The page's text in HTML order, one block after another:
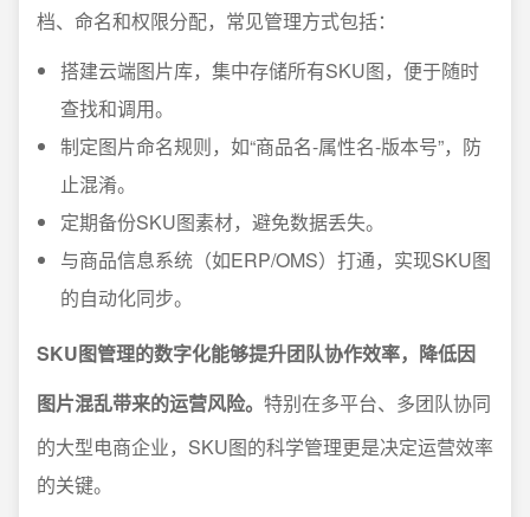
档、命名和权限分配，常见管理方式包括：
搭建云端图片库，集中存储所有SKU图，便于随时
查找和调用。
制定图片命名规则，如“商品名-属性名-版本号”，防
止混淆。
定期备份SKU图素材，避免数据丢失。
与商品信息系统（如ERP/OMS）打通，实现SKU图
的自动化同步。
SKU图管理的数字化能够提升团队协作效率，降低因
图片混乱带来的运营风险。 特别在多平台、多团队协同
的大型电商企业，SKU图的科学管理更是决定运营效率
的关键。